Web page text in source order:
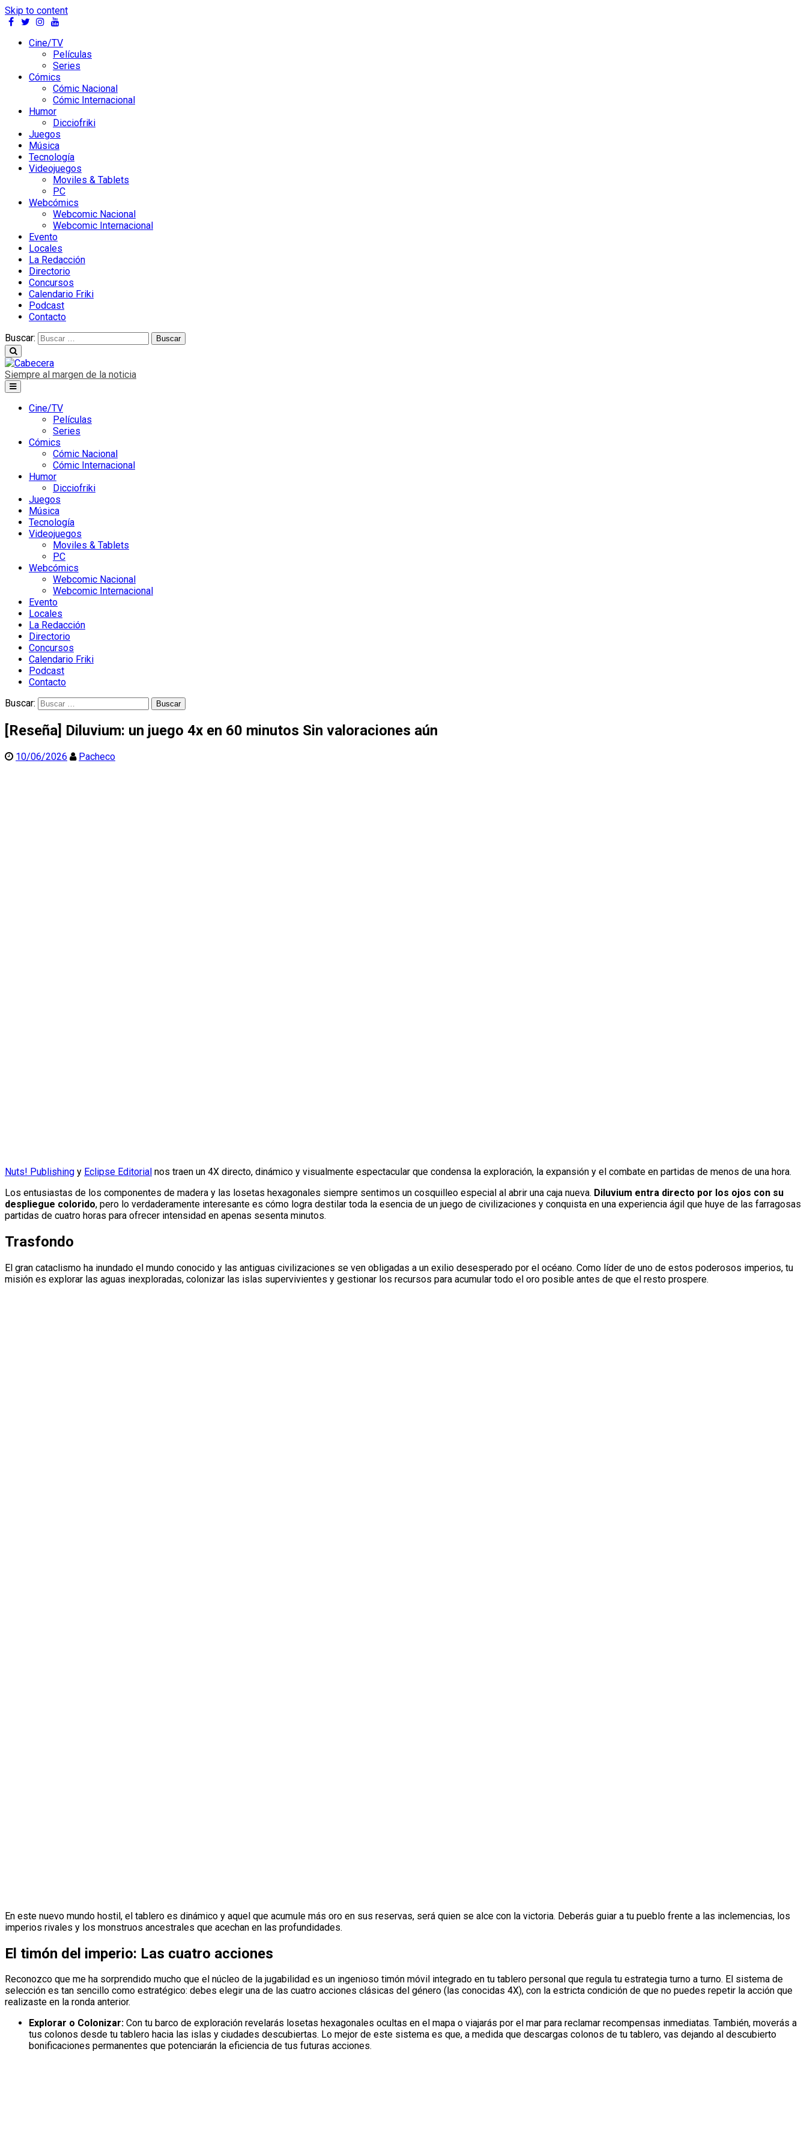
Skip to content
Cine/TV
Películas
Series
Cómics
Cómic Nacional
Cómic Internacional
Humor
Dicciofriki
Juegos
Música
Tecnología
Videojuegos
Moviles & Tablets
PC
Webcómics
Webcomic Nacional
Webcomic Internacional
Evento
Locales
La Redacción
Directorio
Concursos
Calendario Friki
Podcast
Contacto
Buscar:
Siempre al margen de la noticia
Cine/TV
Películas
Series
Cómics
Cómic Nacional
Cómic Internacional
Humor
Dicciofriki
Juegos
Música
Tecnología
Videojuegos
Moviles & Tablets
PC
Webcómics
Webcomic Nacional
Webcomic Internacional
Evento
Locales
La Redacción
Directorio
Concursos
Calendario Friki
Podcast
Contacto
Buscar:
[Reseña] Diluvium: un juego 4x en 60 minutos Sin valoraciones aún
10/06/2026 Pacheco
Nuts! Publishing y Eclipse Editorial nos traen un 4X directo, dinámico y visualmente espectacular que condensa la exploración, la expansión y el combate en partidas de menos de una hora.
Los entusiastas de los componentes de madera y las losetas hexagonales siempre sentimos un cosquilleo especial al abrir una caja nueva. Diluvium entra directo por los ojos con su
despliegue colorido, pero lo verdaderamente interesante es cómo logra destilar toda la esencia de un juego de civilizaciones y conquista en una experiencia ágil que huye de las farragosas
partidas de cuatro horas para ofrecer intensidad en apenas sesenta minutos.
Trasfondo
El gran cataclismo ha inundado el mundo conocido y las antiguas civilizaciones se ven obligadas a un exilio desesperado por el océano. Como líder de uno de estos poderosos imperios, tu
misión es explorar las aguas inexploradas, colonizar las islas supervivientes y gestionar los recursos para acumular todo el oro posible antes de que el resto prospere.
En este nuevo mundo hostil, el tablero es dinámico y aquel que acumule más oro en sus reservas, será quien se alce con la victoria. Deberás guiar a tu pueblo frente a las inclemencias, los
imperios rivales y los monstruos ancestrales que acechan en las profundidades.
El timón del imperio: Las cuatro acciones
Reconozco que me ha sorprendido mucho que el núcleo de la jugabilidad es un ingenioso timón móvil integrado en tu tablero personal que regula tu estrategia turno a turno. El sistema de
selección es tan sencillo como estratégico: debes elegir una de las cuatro acciones clásicas del género (las conocidas 4X), con la estricta condición de que no puedes repetir la acción que
realizaste en la ronda anterior.
Explorar o Colonizar: Con tu barco de exploración revelarás losetas hexagonales ocultas en el mapa o viajarás por el mar para reclamar recompensas inmediatas. También, moverás a
tus colonos desde tu tablero hacia las islas y ciudades descubiertas. Lo mejor de este sistema es que, a medida que descargas colonos de tu tablero, vas dejando al descubierto
bonificaciones permanentes que potenciarán la eficiencia de tus futuras acciones.